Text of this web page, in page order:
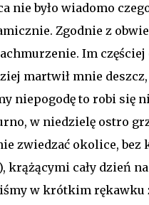
nie było wiadomo
Zgodnie z
Im
martwił mnie
niepogodę to robi się
w niedzielę ostro
zwiedzać okolice, bez
krążącymi cały dzień
w krótkim rękawku